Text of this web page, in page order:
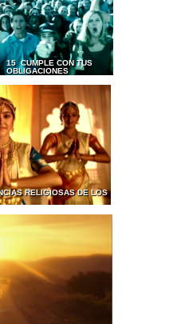
15 CUMPLE CON TUS
OBLIGACIONES
RELIGIOSAS DE LOS